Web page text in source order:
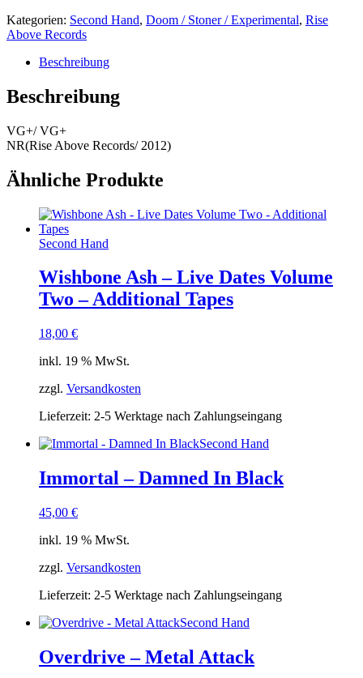
Kategorien: Second Hand, Doom / Stoner / Experimental, Rise
Above Records
Beschreibung
Beschreibung
VG+/ VG+
NR(Rise Above Records/ 2012)
Ähnliche Produkte
Second Hand
Wishbone Ash – Live Dates Volume
Two – Additional Tapes
18,00 €
inkl. 19 % MwSt.
zzgl. Versandkosten
Lieferzeit: 2-5 Werktage nach Zahlungseingang
Second Hand
Immortal – Damned In Black
45,00 €
inkl. 19 % MwSt.
zzgl. Versandkosten
Lieferzeit: 2-5 Werktage nach Zahlungseingang
Second Hand
Overdrive – Metal Attack